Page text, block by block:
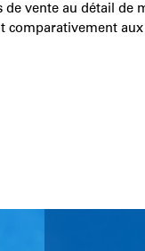
vente au détail